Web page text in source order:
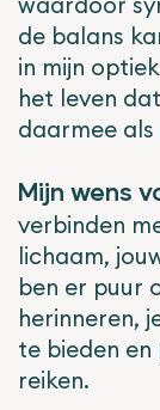
de balans
in mijn
het leven
daarmee als
Mijn wens
verbinden
lichaam,
ben er puur
herinneren,
te bieden
reiken.